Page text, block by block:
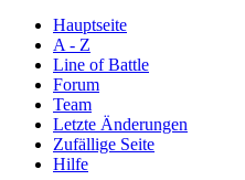
Hauptseite
A - Z
Line of Battle
Forum
Team
Letzte Änderungen
Zufällige Seite
Hilfe